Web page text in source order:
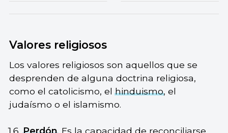
Valores religiosos
Los valores religiosos son aquellos que se
desprenden de alguna doctrina religiosa,
como el catolicismo, elhinduismo, el
judaísmo o el islamismo.